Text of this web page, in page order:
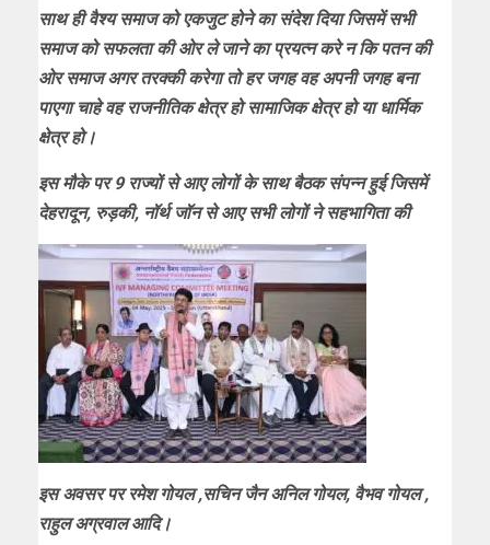
साथ ही वैश्य समाज को एकजुट होने का संदेश दिया जिसमें सभी
समाज को सफलता की ओर ले जाने का प्रयत्न करे न कि पतन की
ओर समाज अगर तरक्की करेगा तो हर जगह वह अपनी जगह बना
पाएगा चाहे वह राजनीतिक क्षेत्र हो सामाजिक क्षेत्र हो या धार्मिक
क्षेत्र हो।
इस मौके पर 9 राज्यों से आए लोगों के साथ बैठक संपन्न हुई जिसमें
देहरादून, रुड़की, नॉर्थ जॉन से आए सभी लोगों ने सहभागिता की
इस अवसर पर रमेश गोयल ,सचिन जैन अनिल गोयल, वैभव गोयल ,
राहुल अग्रवाल आदि।